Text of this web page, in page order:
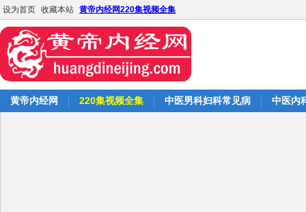
设为首页 收藏本站 黄帝内经网220集视频全集
黄帝内经网 220集视频全集 中医男科妇科常见病 中医内